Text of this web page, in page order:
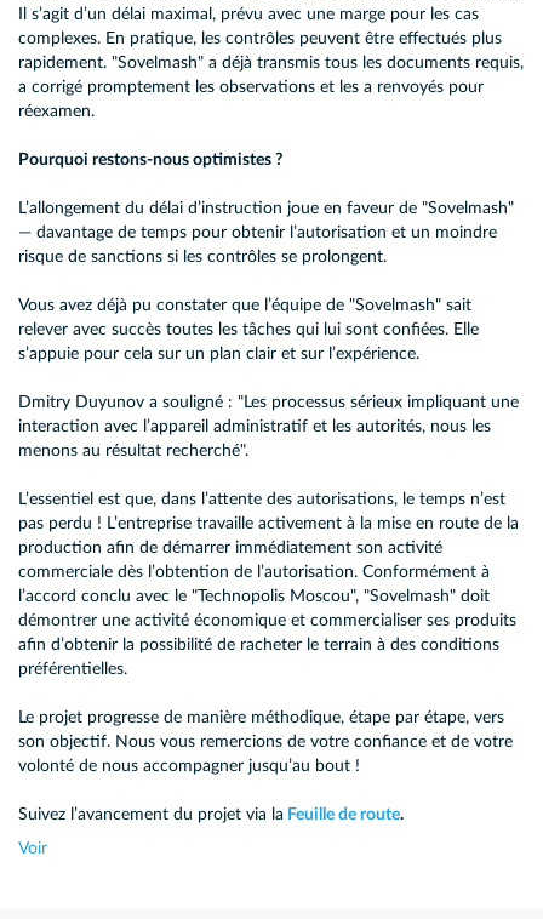
Il s’agit d’un délai maximal, prévu avec une marge pour les cas
complexes. En pratique, les contrôles peuvent être effectués plus
rapidement. "Sovelmash" a déjà transmis tous les documents requis,
a corrigé promptement les observations et les a renvoyés pour
réexamen.
Pourquoi restons-nous optimistes ?
L’allongement du délai d’instruction joue en faveur de "Sovelmash"
— davantage de temps pour obtenir l’autorisation et un moindre
risque de sanctions si les contrôles se prolongent.
Vous avez déjà pu constater que l’équipe de "Sovelmash" sait
relever avec succès toutes les tâches qui lui sont confiées. Elle
s’appuie pour cela sur un plan clair et sur l’expérience.
Dmitry Duyunov a souligné : "Les processus sérieux impliquant une
interaction avec l’appareil administratif et les autorités, nous les
menons au résultat recherché".
L’essentiel est que, dans l’attente des autorisations, le temps n’est
pas perdu ! L’entreprise travaille activement à la mise en route de la
production afin de démarrer immédiatement son activité
commerciale dès l’obtention de l’autorisation. Conformément à
l’accord conclu avec le "Technopolis Moscou", "Sovelmash" doit
démontrer une activité économique et commercialiser ses produits
afin d’obtenir la possibilité de racheter le terrain à des conditions
préférentielles.
Le projet progresse de manière méthodique, étape par étape, vers
son objectif. Nous vous remercions de votre confiance et de votre
volonté de nous accompagner jusqu’au bout !
Suivez l’avancement du projet via la Feuille de route.
Voir